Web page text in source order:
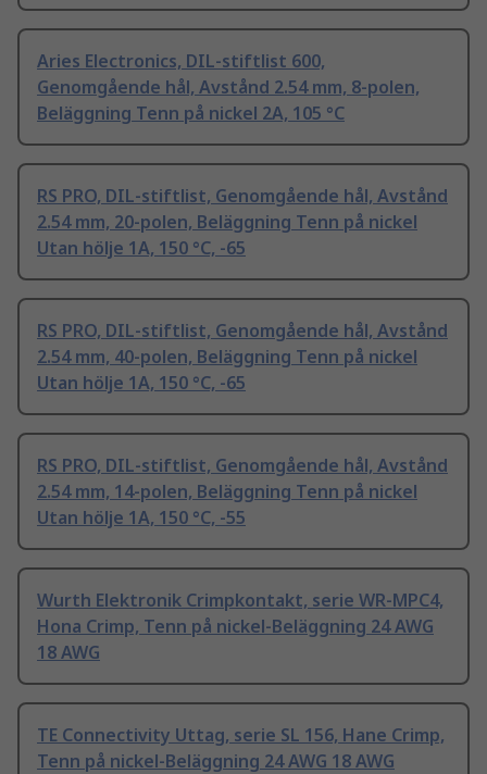
Aries Electronics, DIL-stiftlist 600,
Genomgående hål, Avstånd 2.54 mm, 8-polen,
Beläggning Tenn på nickel 2A, 105 °C
RS PRO, DIL-stiftlist, Genomgående hål, Avstånd
2.54 mm, 20-polen, Beläggning Tenn på nickel
Utan hölje 1A, 150 °C, -65
RS PRO, DIL-stiftlist, Genomgående hål, Avstånd
2.54 mm, 40-polen, Beläggning Tenn på nickel
Utan hölje 1A, 150 °C, -65
RS PRO, DIL-stiftlist, Genomgående hål, Avstånd
2.54 mm, 14-polen, Beläggning Tenn på nickel
Utan hölje 1A, 150 °C, -55
Wurth Elektronik Crimpkontakt, serie WR-MPC4,
Hona Crimp, Tenn på nickel-Beläggning 24 AWG
18 AWG
TE Connectivity Uttag, serie SL 156, Hane Crimp,
Tenn på nickel-Beläggning 24 AWG 18 AWG